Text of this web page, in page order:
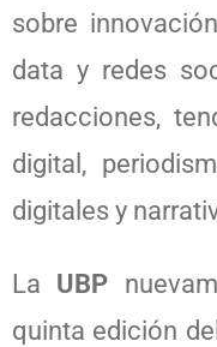
sobre
data y redes
redacciones,
digital,
digitales y
La UBP
quinta edición del